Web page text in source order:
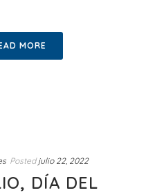
MORE
Posted julio 22, 2022
DÍA DEL